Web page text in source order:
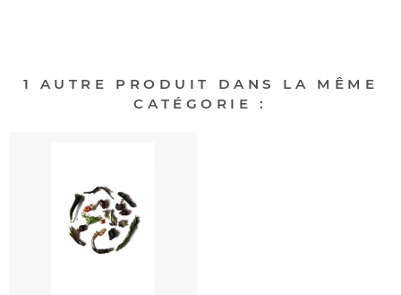
1 AUTRE PRODUIT DANS LA MÊME
CATÉGORIE :